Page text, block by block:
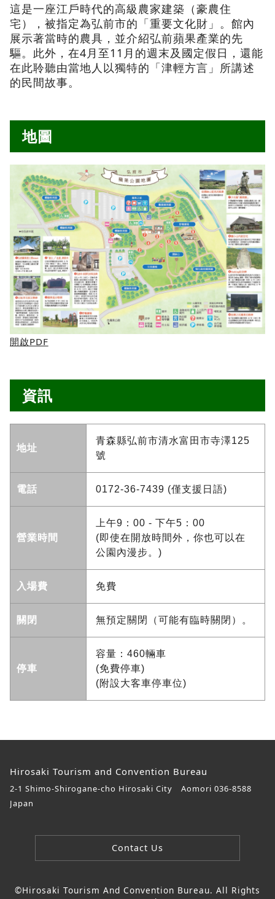
這是一座江戶時代的高級農家建築（豪農住
宅），被指定為弘前市的「重要文化財」。館內
展示著當時的農具，並介紹弘前蘋果產業的先
驅。此外，在4月至11月的週末及國定假日，還能
在此聆聽由當地人以獨特的「津輕方言」所講述
的民間故事。
地圖
開啟PDF
資訊
地址
青森縣弘前市清水富田市寺澤125
號
電話 0172-36-7439 (僅支援日語)
營業時間
上午9：00 - 下午5：00
(即使在開放時間外，你也可以在
公園內漫步。)
入場費 免費
關閉 無預定關閉（可能有臨時關閉）。
停車
容量：460輛車
(免費停車)
(附設大客車停車位)
Hirosaki Tourism and Convention Bureau
2-1 Shimo-Shirogane-cho Hirosaki City Aomori 036-8588
Japan
Contact Us
©Hirosaki Tourism And Convention Bureau. All Rights